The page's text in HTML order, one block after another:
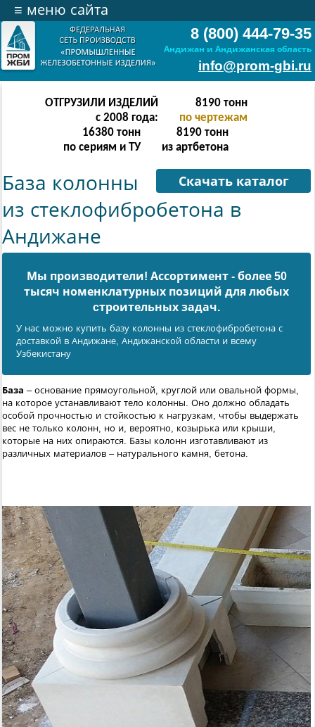
8 (800) 444-79-35
Андижан и Андижанская область
info@prom-gbi.ru
≡ меню сайта
ОТГРУЗИЛИ ИЗДЕЛИЙ
с 2008 года:
32766тонн
по чертежам
32764 тонн
по сериям и ТУ
16382 тонн
из артбетона
Скачать каталог
База колонны
из стеклофибробетона в
Андижане
Мы производители! Ассортимент - более 50
тысяч номенклатурных позиций для любых
cтроительных задач.
У нас можно купить базу колонны из стеклофибробетона с
доставкой в Андижанe, Андижанской области и всему
Узбекистану
База – основание прямоугольной, круглой или овальной формы,
на которое устанавливают тело колонны. Оно должно обладать
особой прочностью и стойкостью к нагрузкам, чтобы выдержать
вес не только колонн, но и, вероятно, козырька или крыши,
которые на них опираются. Базы колонн изготавливают из
различных материалов – натурального камня, бетона.